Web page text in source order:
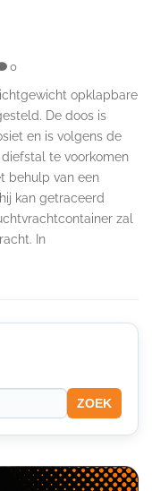
0
opklapbare
De doos is
en is volgens de
te voorkomen
behulp van een
kan getraceerd
zal
In
ZOEK